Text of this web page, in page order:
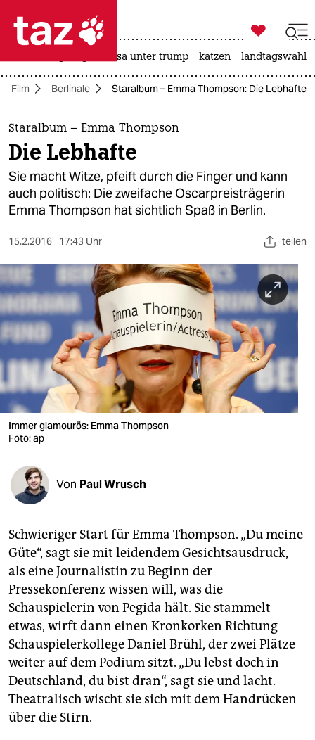
 taz zahl ich
taz zahl ich
themen
politik
öko
gesellschaft
sport
berlin
nord
wahrheit
verlag
verlag
veranstaltungen
shop
unterstützen
abo
genossenschaft
epaper login

taz zahl ich
usa unter trump katzen landtagswahl
Film Berlinale Staralbum – Emma Thompson: Die Lebhafte
Staralbum – Emma Thompson
Die Lebhafte
Sie macht Witze, pfeift durch die Finger und kann
auch politisch: Die zweifache Oscarpreisträgerin
Emma Thompson hat sichtlich Spaß in Berlin.
15.2.2016 17:43 Uhr teilen
Immer glamourös: Emma Thompson
Foto: ap
Von Paul Wrusch
Schwieriger Start für Emma Thompson. „Du meine
Güte“, sagt sie mit leidendem Gesichtsausdruck,
als eine Journalistin zu Beginn der
Pressekonferenz wissen will, was die
Schauspielerin von Pegida hält. Sie stammelt
etwas, wirft dann einen Kronkorken Richtung
Schauspielerkollege Daniel Brühl, der zwei Plätze
weiter auf dem Podium sitzt. „Du lebst doch in
Deutschland, du bist dran“, sagt sie und lacht.
Theatralisch wischt sie sich mit dem Handrücken
über die Stirn.